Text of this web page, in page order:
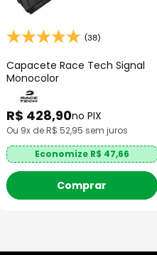
(38)
Capacete Race Tech Signal
Monocolor
R$ 428,90no PIX
Ou 9x de R$52,95 sem juros
Economize R$ 47,66
Comprar